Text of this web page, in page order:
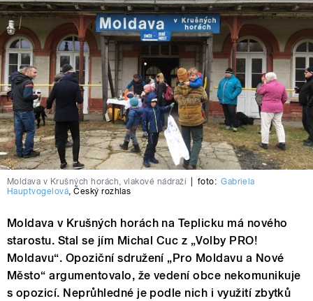
Moldava v Krušných horách, vlakové nádraží foto: Gabriela
Hauptvogelová,Český rozhlas
Moldava v Krušných horách na Teplicku má nového
starostu. Stal se jím Michal Cuc z „Volby PRO!
Moldavu“. Opoziční sdružení „Pro Moldavu a Nové
Město“ argumentovalo, že vedení obce nekomunikuje
s opozicí. Neprůhledné je podle nich i využití zbytků